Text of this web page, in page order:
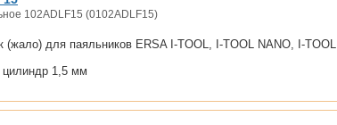
102ADLF15 (0102ADLF15)
(жало) для паяльников ERSA I-TOOL, I-TOOL NANO, I-TOOL
цилиндр 1,5 мм